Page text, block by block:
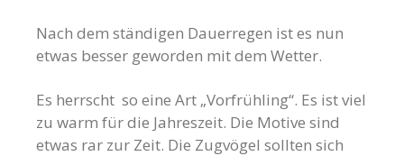
Nach dem ständigen Dauerregen ist es nun
etwas besser geworden mit dem Wetter.
Es herrscht so eine Art „Vorfrühling“. Es ist viel
zu warm für die Jahreszeit. Die Motive sind
etwas rar zur Zeit. Die Zugvögel sollten sich